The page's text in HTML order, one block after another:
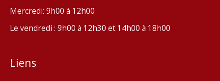
Mercredi: 9h00 à 12h00
Le vendredi : 9h00 à 12h30 et 14h00 à 18h00
Liens